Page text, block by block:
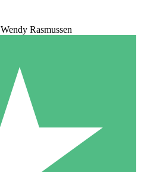
Wendy Rasmussen